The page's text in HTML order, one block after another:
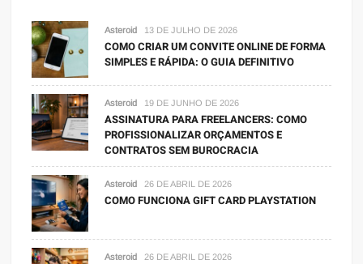
Asteroid 13 DE JULHO DE 2026
COMO CRIAR UM CONVITE ONLINE DE FORMA
SIMPLES E RÁPIDA: O GUIA DEFINITIVO
Asteroid 19 DE JUNHO DE 2026
ASSINATURA PARA FREELANCERS: COMO
PROFISSIONALIZAR ORÇAMENTOS E
CONTRATOS SEM BUROCRACIA
Asteroid 26 DE ABRIL DE 2026
COMO FUNCIONA GIFT CARD PLAYSTATION
Asteroid 26 DE ABRIL DE 2026